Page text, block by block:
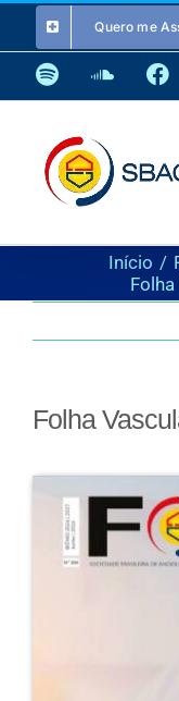
o
conteúdo
Quero me
Spotify
Início
Folha